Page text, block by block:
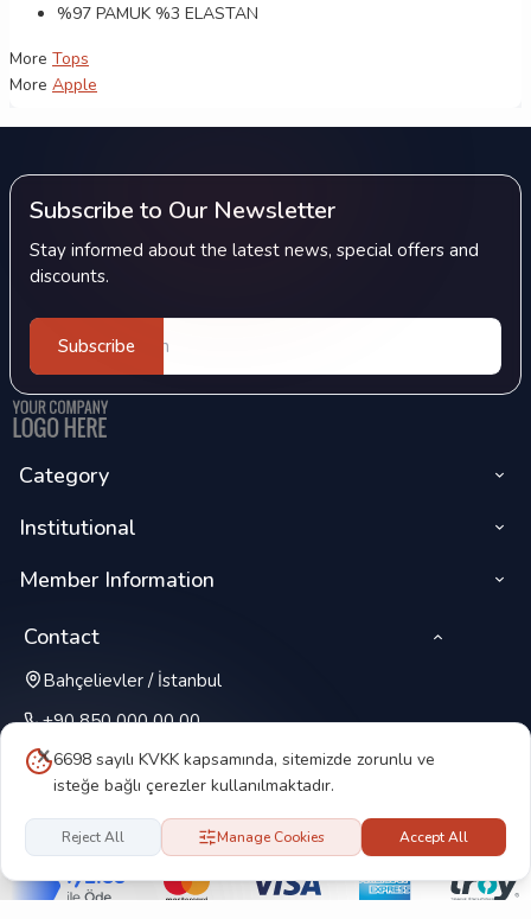
6698 sayılı KVKK kapsamında, sitemizde zorunlu ve
isteğe bağlı çerezler kullanılmaktadır.
Reject All Manage Cookies Accept All
%97 PAMUK %3 ELASTAN
More Tops
More Apple
Subscribe to Our Newsletter
Stay informed about the latest news, special offers and
discounts.
Subscribe
Category
Institutional
Member Information
Contact
Bahçelievler / İstanbul
+90 850 000 00 00